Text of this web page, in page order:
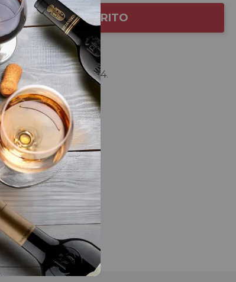
AÑADIR AL CARRITO
selección
Pago Las Salinas 2014.
VDC 2009.